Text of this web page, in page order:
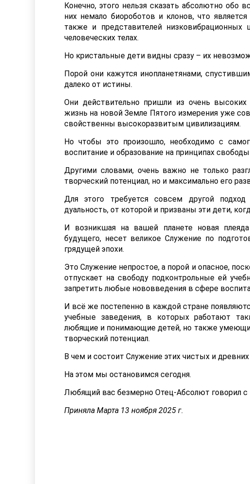
Конечно, этого нельзя сказать абсолютно обо
них немало биороботов и клонов, что
также и представителей
человеческих телах.
Но кристальные дети видны сразу – их
Порой они кажутся инопланетянами,
далеко от истины.
Они действительно пришли из очень
жизнь на новой Земле Пятого измерения уже
свойственны высокоразвитым цивилизациям.
Но чтобы это произошло, необходимо с
воспитание и образование на принципах
Другими словами, очень важно не только
творческий потенциал, но и максимально его
Для этого требуется совсем другой
дуальность, от которой и призваны эти дети,
И возникшая на вашей планете новая
будущего, несет великое Служение по
грядущей эпохи.
Это Служение непростое, а порой и опасное,
отпускает на свободу подконтрольные ей
запретить любые нововведения в сфере
И всё же постепенно в каждой стране
учебные заведения, в которых работают
любящие и понимающие детей, но также
творческий потенциал.
В чем и состоит Служение этих чистых и
На этом мы остановимся сегодня.
Любящий вас безмерно Отец-Абсолют говорил с
Приняла Марта 13 ноября 2025 г.